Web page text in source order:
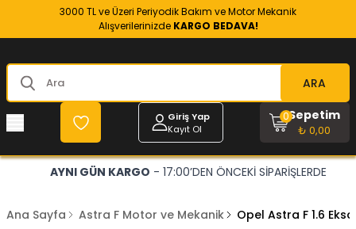
3000 TL ve Üzeri Periyodik Bakım ve Motor Mekanik
Alışverilerinizde KARGO BEDAVA!
ARA
Giriş Yap
Kayıt Ol
Sepetim
₺ 0,00
0
AYNI GÜN KARGO - 17:00’DEN ÖNCEKİ SİPARİŞLERDE
Ana Sayfa Astra F Motor ve Mekanik Opel Astra F 1.6